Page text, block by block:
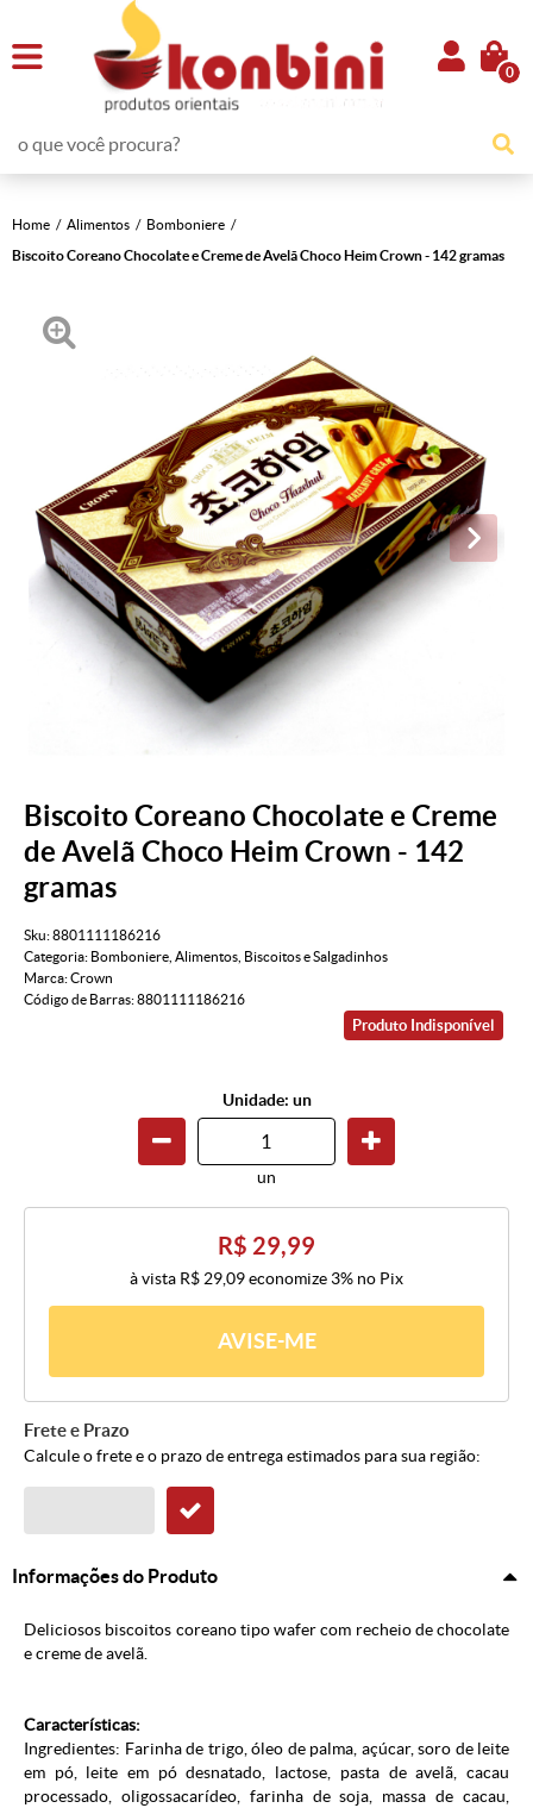
0
Home Alimentos
Bomboniere
Biscoito Coreano Chocolate e Creme de Avelã Choco Heim Crown - 142 gramas
Biscoito Coreano Chocolate e Creme
de Avelã Choco Heim Crown - 142
gramas
Sku:8801111186216
Categoria: Bomboniere Alimentos Biscoitos e Salgadinhos
Marca:Crown
Código de Barras:8801111186216
Produto Indisponível
Unidade: un
un
R$ 29,99
à vista R$ 29,09economize 3% no Pix
AVISE-ME
Frete e Prazo
Calcule o frete e o prazo de entrega estimados para sua região:
Informações do Produto
Deliciosos biscoitos coreano tipo wafer com recheio de chocolate
e creme de avelã.
Características:
Ingredientes: Farinha de trigo, óleo de palma, açúcar, soro de leite
em pó, leite em pó desnatado, lactose, pasta de avelã, cacau
processado, oligossacarídeo, farinha de soja, massa de cacau,